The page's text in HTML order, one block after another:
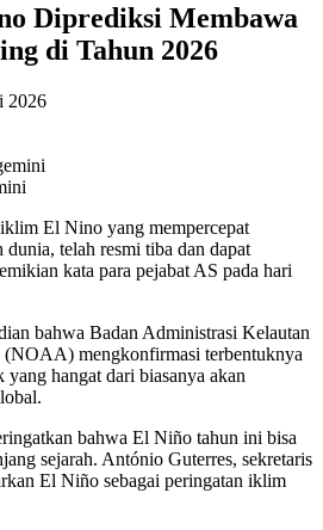
Diprediksi Membawa
di Tahun 2026
2026
El Nino yang mempercepat
dunia, telah resmi tiba dan dapat
kata para pejabat AS pada hari
bahwa Badan Administrasi Kelautan
mengkonfirmasi terbentuknya
hangat dari biasanya akan
bahwa El Niño tahun ini bisa
sejarah. António Guterres, sekretaris
El Niño sebagai peringatan iklim